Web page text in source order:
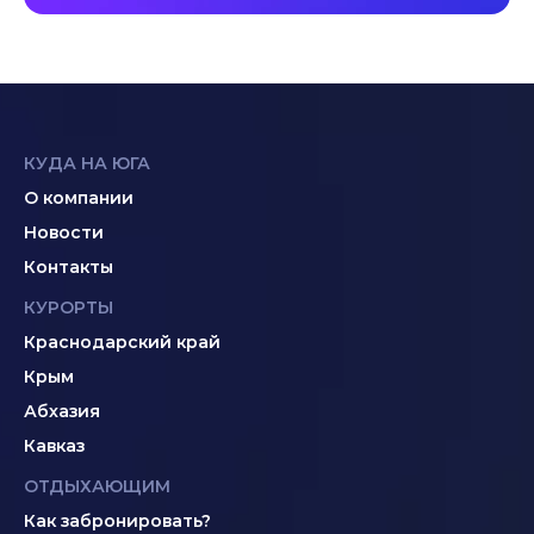
КУДА НА ЮГА
О компании
Новости
Контакты
КУРОРТЫ
Краснодарский край
Крым
Абхазия
Кавказ
ОТДЫХАЮЩИМ
Как забронировать?